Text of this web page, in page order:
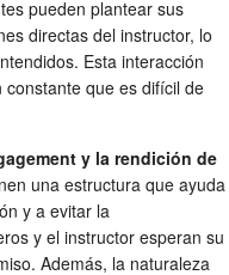
pueden plantear sus
directas del instructor, lo
Esta interacción
que es difícil de
y la rendición de
una estructura que ayuda
y a evitar la
y el instructor esperan su
Además, la naturaleza